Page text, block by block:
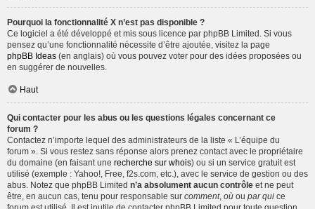
Pourquoi la fonctionnalité X n’est pas disponible ?
Ce logiciel a été développé et mis sous licence par phpBB Limited. Si vous
pensez qu’une fonctionnalité nécessite d’être ajoutée, visitez la page
phpBB Ideas (en anglais) où vous pouvez voter pour des idées proposées ou
en suggérer de nouvelles.
Haut
Qui contacter pour les abus ou les questions légales concernant ce
forum ?
Contactez n’importe lequel des administrateurs de la liste « L’équipe du
forum ». Si vous restez sans réponse alors prenez contact avec le propriétaire
du domaine (en faisant une recherche sur whois) ou si un service gratuit est
utilisé (exemple : Yahoo!, Free, f2s.com, etc.), avec le service de gestion ou des
abus. Notez que phpBB Limited n’a absolument aucun contrôle et ne peut
être, en aucun cas, tenu pour responsable sur comment, où ou par qui ce